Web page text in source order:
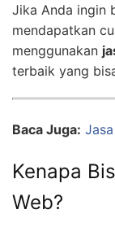
Jika Anda ingin
mendapatkan
menggunakan
terbaik yang
Baca Juga:
Kenapa
Web?